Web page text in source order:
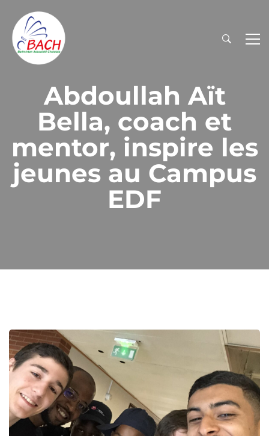
Abdoullah Aït
Bella, coach et
mentor, inspire les
jeunes au Campus
EDF